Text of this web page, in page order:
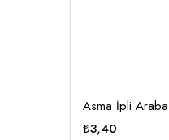
Asma İpli
₺3,40